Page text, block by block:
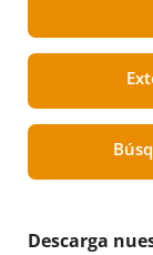
Descarga